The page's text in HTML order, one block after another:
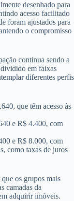
desenhado para
acesso facilitado
foram ajustados para
o compromisso
continua sendo a
em faixas
diferentes perfis
que têm acesso às
e R$ 4.400, com
e R$ 8.000, com
como taxas de juros
os grupos mais
camadas da
adquirir imóveis.